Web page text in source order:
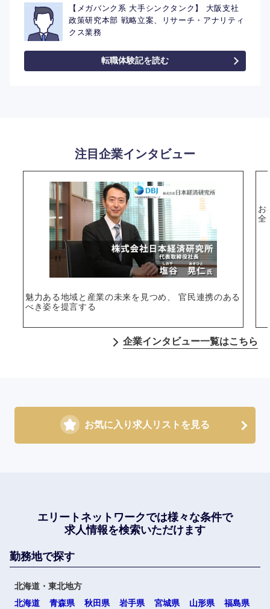
選択する
【メガバンク系 大手シンクタンク】 大阪支社
政策研究本部 戦略立案、リサーチ・アナリティ
クス業務
転職体験記を読む
注目企業インタビュー
魅力ある地域と産業の未来を見つめ、 官民連携のある
べき姿を提言する
お
全
企業インタビュー一覧はこちら
お気に入り求人リストを見る
エリートネットワークでは様々な条件で
求人情報を検索いただけます
勤務地で探す
北海道・東北地方
北海道
青森県 秋田県 岩手県 宮城県 山形県 福島県